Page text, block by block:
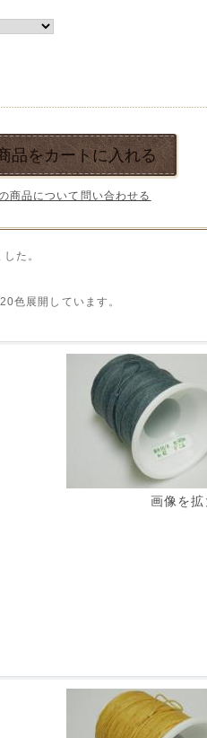
品をカートに入れる
商品について問い合わせる
た。
色展開しています。
画像を拡